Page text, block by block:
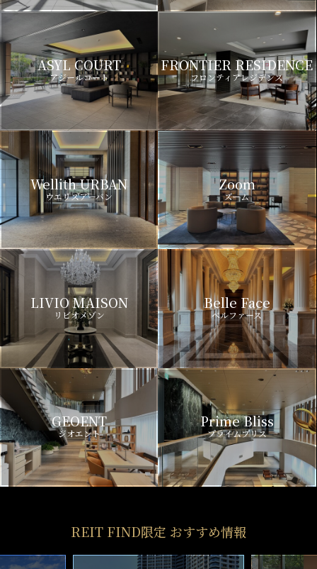
ASYL COURT
アジールコート
FRONTIER RESIDENCE
フロンティアレジデンス
Wellith URBAN
ウエリスアーバン
Zoom
ズーム
LIVIO MAISON
リビオメゾン
Belle Face
ベルファース
GEOENT
ジオエント
Prime Bliss
プライムブリス
REIT FIND限定 おすすめ情報